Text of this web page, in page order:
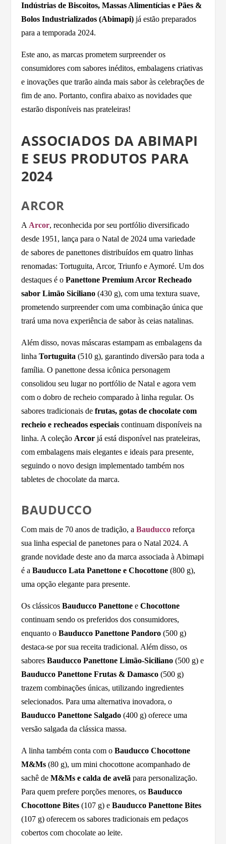
Indústrias de Biscoitos, Massas Alimentícias e Pães &
Bolos Industrializados (Abimapi) já estão preparados
para a temporada 2024.
Este ano, as marcas prometem surpreender os
consumidores com sabores inéditos, embalagens criativas
e inovações que trarão ainda mais sabor às celebrações de
fim de ano. Portanto, confira abaixo as novidades que
estarão disponíveis nas prateleiras!
ASSOCIADOS DA ABIMAPI
E SEUS PRODUTOS PARA
2024
ARCOR
A Arcor, reconhecida por seu portfólio diversificado
desde 1951, lança para o Natal de 2024 uma variedade
de sabores de panettones distribuídos em quatro linhas
renomadas: Tortuguita, Arcor, Triunfo e Aymoré. Um dos
destaques é oPanettone Premium Arcor Recheado
sabor Limão Siciliano (430 g), com uma textura suave,
prometendo surpreender com uma combinação única que
trará uma nova experiência de sabor às ceias natalinas.
Além disso, novas máscaras estampam as embalagens da
linhaTortuguita (510 g), garantindo diversão para toda a
família. O panettone dessa icônica personagem
consolidou seu lugar no portfólio de Natal e agora vem
com o dobro de recheio comparado à linha regular. Os
sabores tradicionais defrutas, gotas de chocolate com
recheio e recheados especiais continuam disponíveis na
linha. A coleção Arcorjá está disponível nas prateleiras,
com embalagens mais elegantes e ideais para presente,
seguindo o novo design implementado também nos
tabletes de chocolate da marca.
BAUDUCCO
Com mais de 70 anos de tradição, aBauducco reforça
sua linha especial de panetones para o Natal 2024. A
grande novidade deste ano da marca associada à Abimapi
é aBauducco Lata Panettone e Chocottone (800 g),
uma opção elegante para presente.
Os clássicosBauducco Panettone eChocottone
continuam sendo os preferidos dos consumidores,
enquanto oBauducco Panettone Pandoro (500 g)
destaca-se por sua receita tradicional. Além disso, os
saboresBauducco Panettone Limão-Siciliano (500 g) e
Bauducco Panettone Frutas & Damasco (500 g)
trazem combinações únicas, utilizando ingredientes
selecionados. Para uma alternativa inovadora, o
Bauducco Panettone Salgado (400 g) oferece uma
versão salgada da clássica massa.
A linha também conta com oBauducco Chocottone
M&Ms (80 g), um mini chocottone acompanhado de
sachê deM&Ms e calda de avelã para personalização.
Para quem prefere porções menores, osBauducco
Chocottone Bites (107 g) eBauducco Panettone Bites
(107 g) oferecem os sabores tradicionais em pedaços
cobertos com chocolate ao leite.